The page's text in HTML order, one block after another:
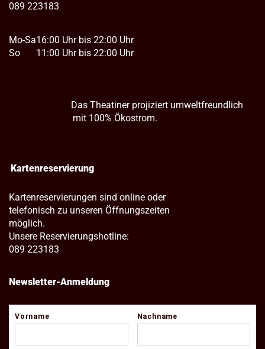
089 223183
Mo-Sa
So
16:00 Uhr bis 22:00 Uhr
11:00 Uhr bis 22:00 Uhr
Das Theatiner projiziert umweltfreundlich
mit 100% Ökostrom.
Kartenreservierung
Kartenreservierungen sind online oder
telefonisch zu unseren Öffnungszeiten
möglich.
Unsere Reservierungshotline:
089 223183
Newsletter-Anmeldung